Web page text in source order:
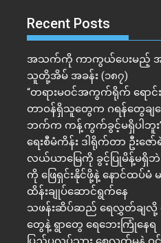
Recent Posts
အသက်ကို ကာကွယ်ပေးမည့်
သူတို့အိမ် အခန်း (၁၈၇)
“တရားမဝင်အကွက်ရိုက် ရော
တာဝန်ရှိသူတွေက ဂရန်တွေခ
ဘက်က ကန့်ကွက်ခွင့်မရှိပါဘူး”
ရေးစီမံကိန်း ဒါရိုက်တာ ဦးဇေ
လယ်ယာမြေကို ခွင့်ပြုမိန့်မရှိဘဲ
ကို ဖြေရှင်းနိုင်ဖို့နဲ့ နောင်ထပ်မံ
ထိန်းချုပ်ဆောင်ရွက်နေ
သဖန်းဆိပ်ဆည် ရေလွှတ်ချလို့ မူ
တွေနဲ့ ရွာတွေ ရေဘေးကြုံနေရ